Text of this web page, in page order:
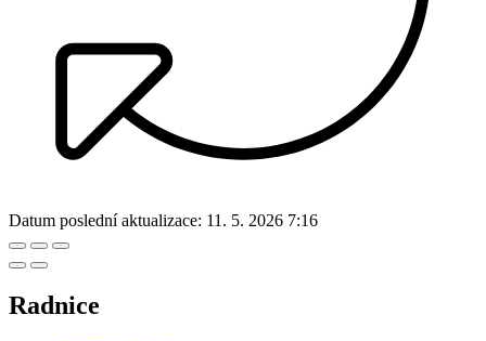
Datum poslední aktualizace: 11. 5. 2026 7:16
Radnice